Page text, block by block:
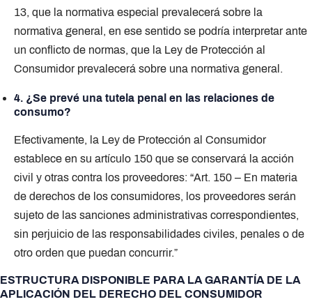
13, que la normativa especial prevalecerá sobre la
normativa general, en ese sentido se podría interpretar ante
un conflicto de normas, que la Ley de Protección al
Consumidor prevalecerá sobre una normativa general.
4. ¿Se prevé una tutela penal en las relaciones de
consumo?
Efectivamente, la Ley de Protección al Consumidor
establece en su artículo 150 que se conservará la acción
civil y otras contra los proveedores: “Art. 150 – En materia
de derechos de los consumidores, los proveedores serán
sujeto de las sanciones administrativas correspondientes,
sin perjuicio de las responsabilidades civiles, penales o de
otro orden que puedan concurrir.”
ESTRUCTURA DISPONIBLE PARA LA GARANTÍA DE LA
APLICACIÓN DEL DERECHO DEL CONSUMIDOR